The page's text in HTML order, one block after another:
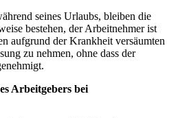
seines Urlaubs, bleiben die
bestehen, der Arbeitnehmer ist
aufgrund der Krankheit versäumten
zu nehmen, ohne dass der
Arbeitgebers bei